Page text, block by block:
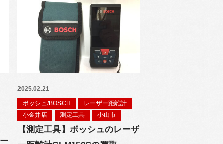
2025.02.21
ボッシュ/BOSCH
レーザー距離計
小金井店
測定工具 小山市
【測定工具】ボッシュのレーザ